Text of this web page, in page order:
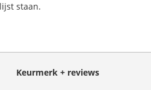
staan.
Keurmerk + reviews